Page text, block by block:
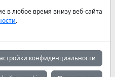
€
Август
в любое время внизу веб-сайта
.
конфиденциальности